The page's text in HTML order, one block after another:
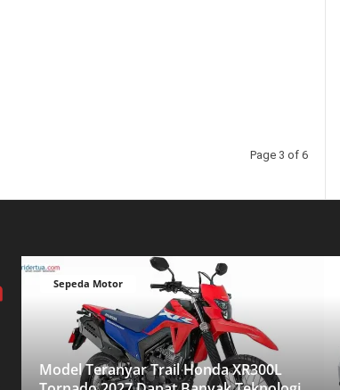
Page 3 of 6
Sepeda Motor
Model Teranyar Trail Honda XR300L